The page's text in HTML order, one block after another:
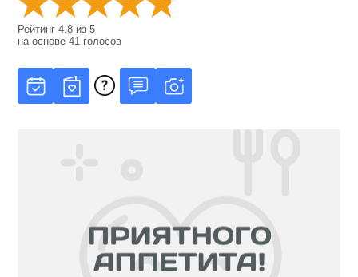
Рейтинг4.8 из5
на основе41 голосов